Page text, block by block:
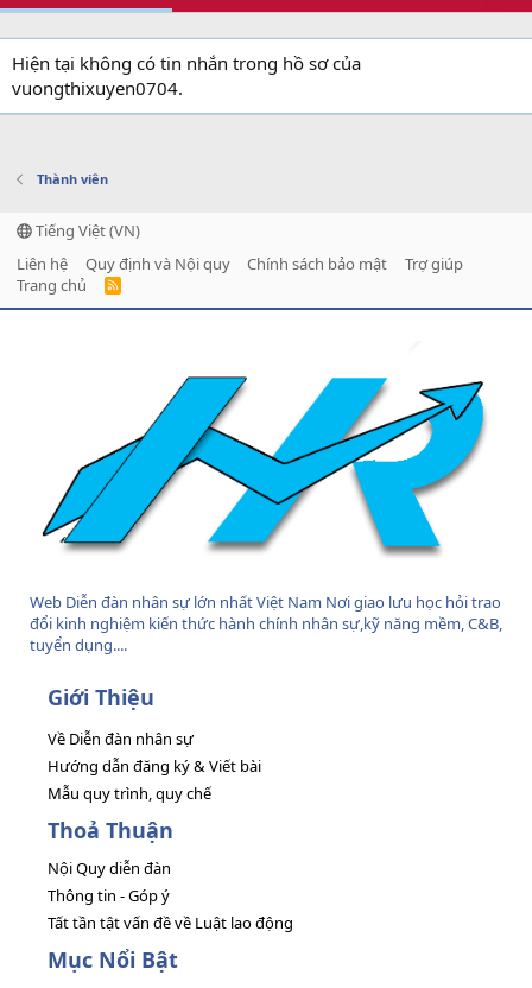
Hiện tại không có tin nhắn trong hồ sơ của
vuongthixuyen0704.
Thành viên
Tiếng Việt (VN)
Liên hệ
Quy định và Nội quy Chính sách bảo mật
Trợ giúp
Trang chủ
R
Web Diễn đàn nhân sự lớn nhất Việt Nam Nơi giao lưu học hỏi trao
đổi kinh nghiệm kiến thức hành chính nhân sự,kỹ năng mềm, C&B,
tuyển dụng....
Giới Thiệu
Về Diễn đàn nhân sự
Hướng dẫn đăng ký & Viết bài
Mẫu quy trình, quy chế
Thoả Thuận
Nội Quy diễn đàn
Thông tin - Góp ý
Tất tần tật vấn đề về Luật lao động
Mục Nổi Bật